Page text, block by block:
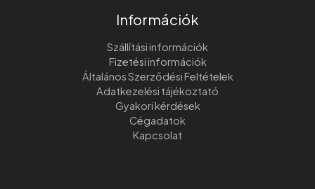
Információk
Szállítási információk
Fizetési információk
Általános Szerződési Feltételek
Adatkezelési tájékoztató
Gyakori kérdések
Cégadatok
Kapcsolat